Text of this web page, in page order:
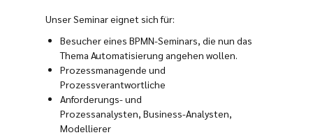
Unser Seminar eignet sich für:
Besucher eines BPMN-Seminars, die nun das
Thema Automatisierung angehen wollen.
Prozessmanagende und
Prozessverantwortliche
Anforderungs- und
Prozessanalysten, Business-Analysten,
Modellierer